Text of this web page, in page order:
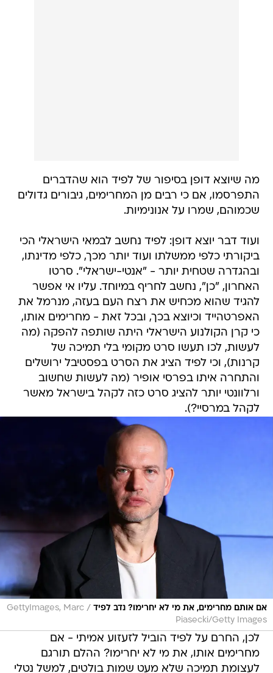
מה שיוצא דופן בסיפור של לפיד הוא שהדברים
התפרסמו, אם כי רבים מן המחרימים, גיבורים גדולים
שכמוהם, שמרו על אנונימיות.
ועוד דבר יוצא דופן: לפיד נחשב לבמאי הישראלי הכי
ביקורתי כלפי ממשלתו ועוד יותר מכך, כלפי מדינתו,
ובהגדרה שטחית יותר - "אנטי-ישראלי". סרטו
האחרון, "כן", נחשב לחריף במיוחד. עליו אי אפשר
להגיד שהוא מכחיש את רצח העם בעזה, מנרמל את
האפרטהייד וכיוצא בכך, ובכל זאת - מחרימים אותו,
כי קרן הקולנוע הישראלי היתה שותפה להפקה (מה
לעשות, לכו תעשו סרט מקומי בלי תמיכה של
קרנות), וכי לפיד הציג את הסרט בפסטיבל ירושלים
והתחרה איתו בפרסי אופיר (מה לעשות שחשוב
ורלוונטי יותר להציג סרט כזה לקהל בישראל מאשר
לקהל במרסיי?).
אם אותם מחרימים, את מי לא יחרימו? נדב לפיד /
GettyImages, Marc
Piasecki/Getty Images
לכן, החרם על לפיד הוביל לזעזוע אמיתי - אם
מחרימים אותו, את מי לא יחרימו? ההלם תורגם
לעצומת תמיכה שלא מעט שמות בולטים, למשל נטלי